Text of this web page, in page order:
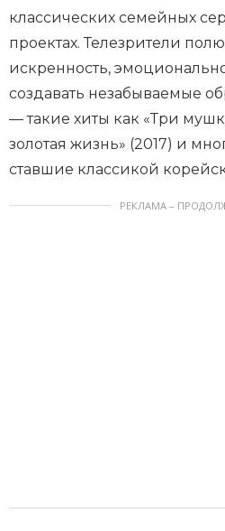
классических семейных
проектах. Телезрители
искренность,
создавать незабываемые
— такие хиты как «Три
золотая жизнь» (2017) и
ставшие классикой
РЕКЛАМА –